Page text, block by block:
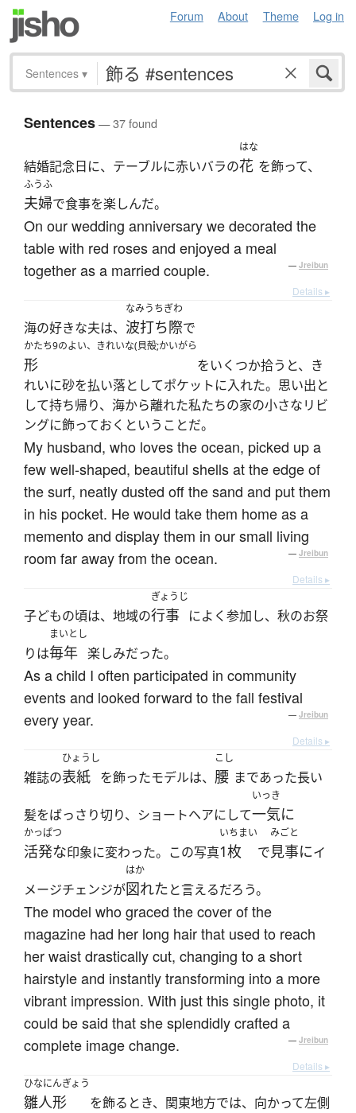
Forum About Theme Log in
Sentences ▾
Sentences— 37 found
結婚記念日に、テーブルに赤いバラの
はな
花 を飾って、
ふうふ
夫婦で食事を楽しんだ。
On our wedding anniversary we decorated the
table with red roses and enjoyed a meal
together as a married couple.
— Jreibun
Details ▸
海の好きな夫は、
なみうちぎわ
波打ち際で
かたち9のよい、きれいな(貝殻;かいがら
形
をいくつか拾うと、き
れいに砂を払い落としてポケットに入れた。思い出と
して持ち帰り、海から離れた私たちの家の小さなリビ
ングに飾っておくということだ。
My husband, who loves the ocean, picked up a
few well-shaped, beautiful shells at the edge of
the surf, neatly dusted off the sand and put them
in his pocket. He would take them home as a
memento and display them in our small living
room far away from the ocean.
— Jreibun
Details ▸
子どもの頃は、地域の
ぎょうじ
行事 によく参加し、秋のお祭
りは
まいとし
毎年 楽しみだった。
As a child I often participated in community
events and looked forward to the fall festival
every year.
— Jreibun
Details ▸
雑誌の
ひょうし
表紙 を飾ったモデルは、
こし
腰 まであった長い
髪をばっさり切り、ショートヘアにして
いっき
一気に
かっぱつ
活発な印象に変わった。この写真
いちまい
1枚 で
みごと
見事にイ
メージチェンジが
はか
図れたと言えるだろう。
The model who graced the cover of the
magazine had her long hair that used to reach
her waist drastically cut, changing to a short
hairstyle and instantly transforming into a more
vibrant impression. With just this single photo, it
could be said that she splendidly crafted a
complete image change.
— Jreibun
Details ▸
ひなにんぎょう
雛人形 を飾るとき、関東地方では、向かって左側